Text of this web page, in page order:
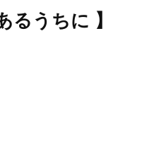
うちに 】